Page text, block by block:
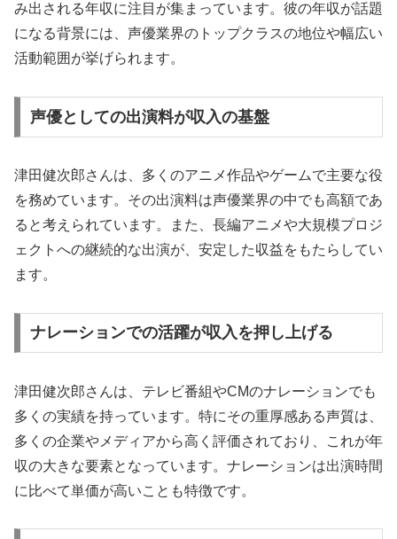
み出される年収に注目が集まっています。彼の年収が話題
になる背景には、声優業界のトップクラスの地位や幅広い
活動範囲が挙げられます。
声優としての出演料が収入の基盤
津田健次郎さんは、多くのアニメ作品やゲームで主要な役
を務めています。その出演料は声優業界の中でも高額であ
ると考えられています。また、長編アニメや大規模プロジ
ェクトへの継続的な出演が、安定した収益をもたらしてい
ます。
ナレーションでの活躍が収入を押し上げる
津田健次郎さんは、テレビ番組やCMのナレーションでも
多くの実績を持っています。特にその重厚感ある声質は、
多くの企業やメディアから高く評価されており、これが年
収の大きな要素となっています。ナレーションは出演時間
に比べて単価が高いことも特徴です。